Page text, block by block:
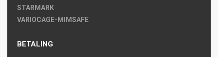
STARMARK
VARIOCAGE-MIMSAFE
BETALING